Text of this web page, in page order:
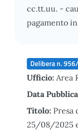
cc.tt.uu. -
pagamento
Delibera n.
Ufficio: Area
Data
Titolo: Presa
25/08/2025